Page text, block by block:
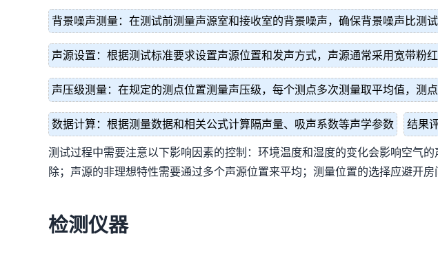
背景噪声测量：在测试前测量声源室和接收室的背景噪声，确保背景噪声比测
声源设置：根据测试标准要求设置声源位置和发声方式，声源通常采用宽带粉
声压级测量：在规定的测点位置测量声压级，每个测点多次测量取平均值，测
数据计算：根据测量数据和相关公式计算隔声量、吸声系数等声学参数 结果
测试过程中需要注意以下影响因素的控制：环境温度和湿度的变化会影响空气
除；声源的非理想特性需要通过多个声源位置来平均；测量位置的选择应避开房
检测仪器